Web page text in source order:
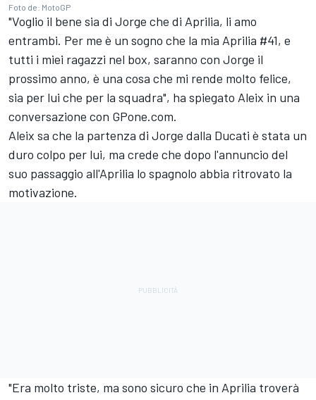
Foto de: MotoGP
"Voglio il bene sia di Jorge che di Aprilia, li amo
entrambi. Per me è un sogno che la mia Aprilia #41, e
tutti i miei ragazzi nel box, saranno con Jorge il
prossimo anno, è una cosa che mi rende molto felice,
sia per lui che per la squadra", ha spiegato Aleix in una
conversazione con GPone.com.
Aleix sa che la partenza di Jorge dalla Ducati è stata un
duro colpo per lui, ma crede che dopo l'annuncio del
suo passaggio all'Aprilia lo spagnolo abbia ritrovato la
motivazione.
"Era molto triste, ma sono sicuro che in Aprilia troverà